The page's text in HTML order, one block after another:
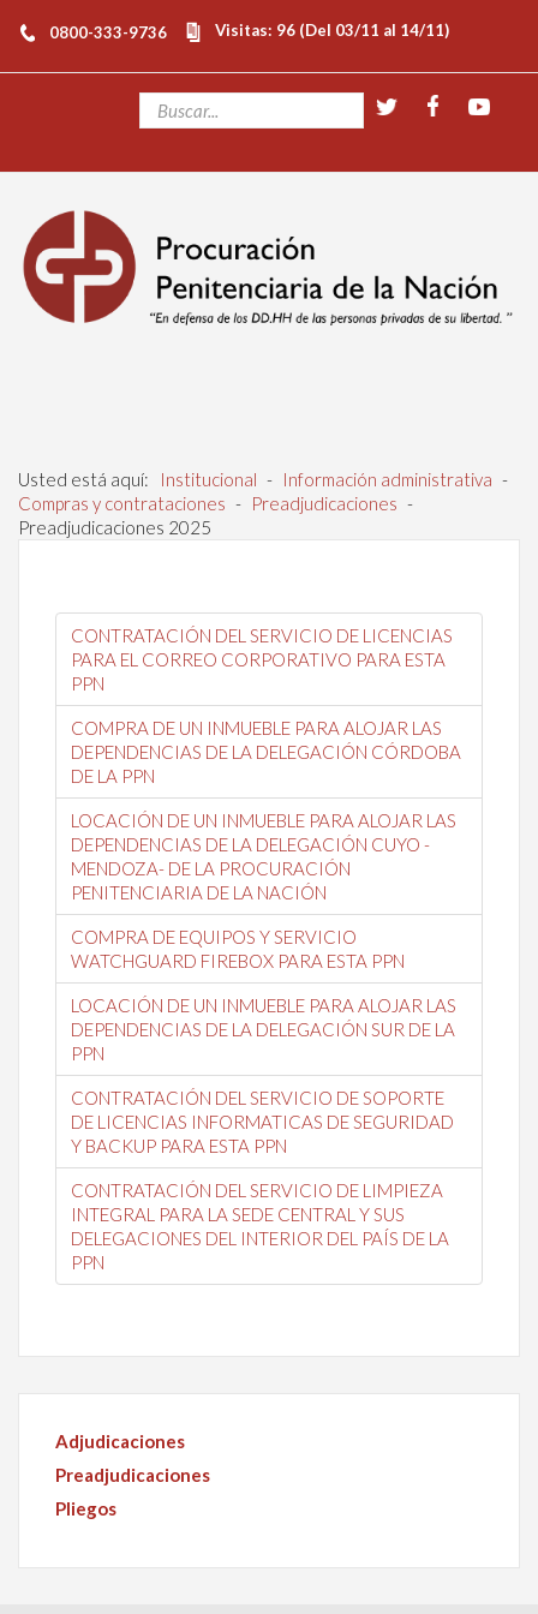
0800-333-9736 Visitas: 96 (Del 03/11 al 14/11)
Usted está aquí: Institucional - Información administrativa -
Compras y contrataciones - Preadjudicaciones -
Preadjudicaciones 2025
CONTRATACIÓN DEL SERVICIO DE LICENCIAS
PARA EL CORREO CORPORATIVO PARA ESTA
PPN
COMPRA DE UN INMUEBLE PARA ALOJAR LAS
DEPENDENCIAS DE LA DELEGACIÓN CÓRDOBA
DE LA PPN
LOCACIÓN DE UN INMUEBLE PARA ALOJAR LAS
DEPENDENCIAS DE LA DELEGACIÓN CUYO -
MENDOZA- DE LA PROCURACIÓN
PENITENCIARIA DE LA NACIÓN
COMPRA DE EQUIPOS Y SERVICIO
WATCHGUARD FIREBOX PARA ESTA PPN
LOCACIÓN DE UN INMUEBLE PARA ALOJAR LAS
DEPENDENCIAS DE LA DELEGACIÓN SUR DE LA
PPN
CONTRATACIÓN DEL SERVICIO DE SOPORTE
DE LICENCIAS INFORMATICAS DE SEGURIDAD
Y BACKUP PARA ESTA PPN
CONTRATACIÓN DEL SERVICIO DE LIMPIEZA
INTEGRAL PARA LA SEDE CENTRAL Y SUS
DELEGACIONES DEL INTERIOR DEL PAÍS DE LA
PPN
Adjudicaciones
Preadjudicaciones
Pliegos